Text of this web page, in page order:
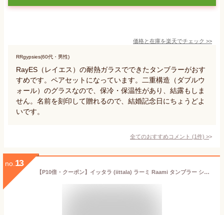
価格と在庫を楽天でチェック >>
RRgypsies(60代・男性)
RayES（レイエス）の耐熱ガラスでできたタンブラーがおす
すめです。ペアセットになっています。二重構造（ダブルウ
ォール）のグラスなので、保冷・保温性があり、結露もしま
せん。名前を刻印して贈れるので、結婚記念日にちょうどよ
いです。
全てのおすすめコメント (1件) >
no. 13
【P10倍・クーポン】イッタラ (iittala) ラーミ Raami タンブラー シーブルー 260ml ペア 食器 北欧 グラス 実用的 実用品 ギフト ブランド 結婚祝い 内祝い 出産内祝い 出産祝い 結婚内祝い